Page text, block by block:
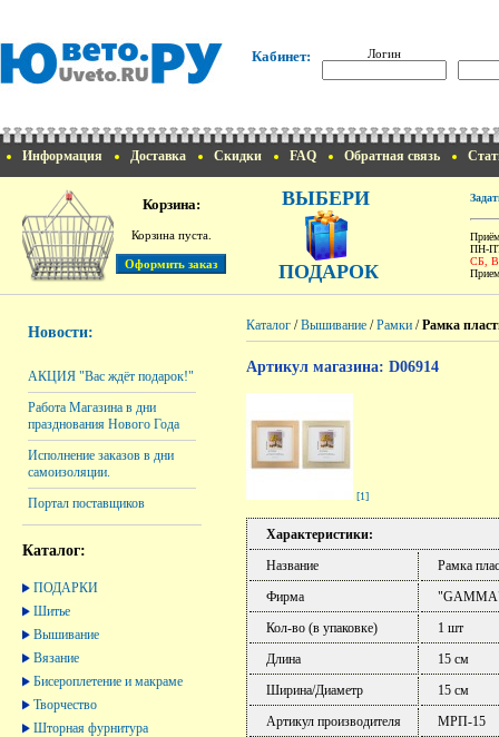
Кабинет: Логин
Информация Доставка Скидки FAQ Обратная связь
Корзина:
Корзина пуста.
ВЫБЕРИ
ПОДАРОК
ПН-
СБ,
Новости:
АКЦИЯ "Вас ждёт подарок!"
Работа Магазина в дни
празднования Нового Года
Исполнение заказов в дни
самоизоляции.
Портал поставщиков
Каталог:
ПОДАРКИ
Шитье
Вышивание
Вязание
Бисероплетение и макраме
Творчество
Шторная фурнитура
Каталог /Вышивание /Рамки /Рамка
Артикул магазина: D06914
[1]
Характеристики:
Название
Рамка
Фирма
Кол-во (в упаковке)
1 шт
Длина
15 см
Ширина/Диаметр
15 см
Артикул производителя
МРП-15